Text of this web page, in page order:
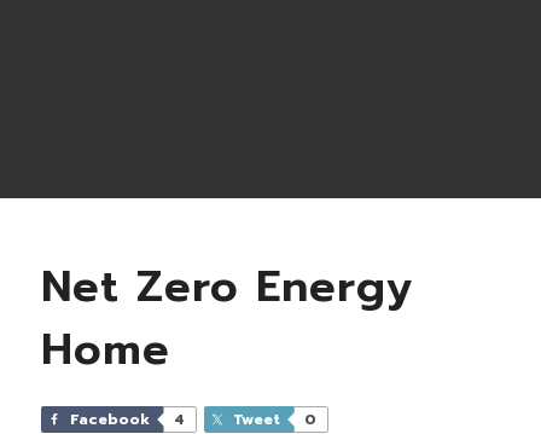
Net Zero Energy
Home
Facebook 4 Tweet 0